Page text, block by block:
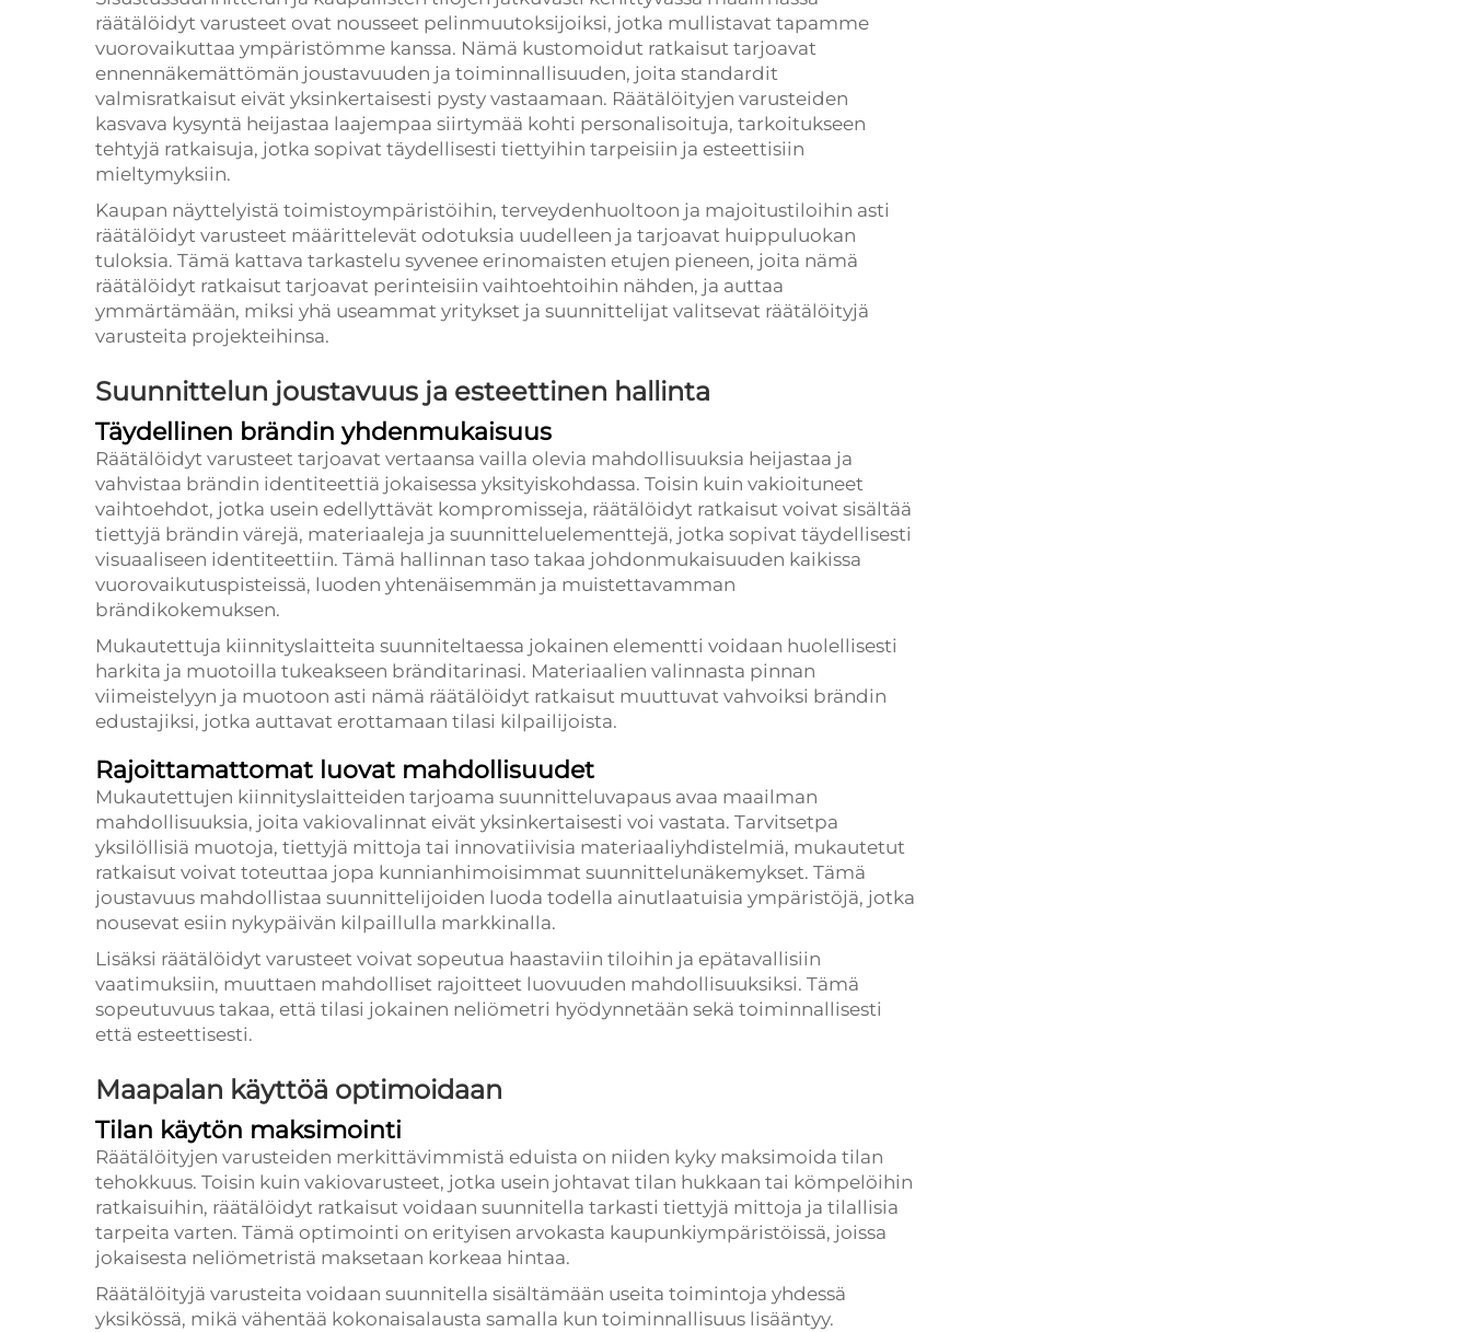
räätälöidyt varusteet ovat nousseet pelinmuutoksijoiksi, jotka mullistavat tapamme
vuorovaikuttaa ympäristömme kanssa. Nämä kustomoidut ratkaisut tarjoavat
ennennäkemättömän joustavuuden ja toiminnallisuuden, joita standardit
valmisratkaisut eivät yksinkertaisesti pysty vastaamaan. Räätälöityjen varusteiden
kasvava kysyntä heijastaa laajempaa siirtymää kohti personalisoituja, tarkoitukseen
tehtyjä ratkaisuja, jotka sopivat täydellisesti tiettyihin tarpeisiin ja esteettisiin
mieltymyksiin.
Kaupan näyttelyistä toimistoympäristöihin, terveydenhuoltoon ja majoitustiloihin asti
räätälöidyt varusteet määrittelevät odotuksia uudelleen ja tarjoavat huippuluokan
tuloksia. Tämä kattava tarkastelu syvenee erinomaisten etujen pieneen, joita nämä
räätälöidyt ratkaisut tarjoavat perinteisiin vaihtoehtoihin nähden, ja auttaa
ymmärtämään, miksi yhä useammat yritykset ja suunnittelijat valitsevat räätälöityjä
varusteita projekteihinsa.
Suunnittelun joustavuus ja esteettinen hallinta
Täydellinen brändin yhdenmukaisuus
Räätälöidyt varusteet tarjoavat vertaansa vailla olevia mahdollisuuksia heijastaa ja
vahvistaa brändin identiteettiä jokaisessa yksityiskohdassa. Toisin kuin vakioituneet
vaihtoehdot, jotka usein edellyttävät kompromisseja, räätälöidyt ratkaisut voivat sisältää
tiettyjä brändin värejä, materiaaleja ja suunnitteluelementtejä, jotka sopivat täydellisesti
visuaaliseen identiteettiin. Tämä hallinnan taso takaa johdonmukaisuuden kaikissa
vuorovaikutuspisteissä, luoden yhtenäisemmän ja muistettavamman
brändikokemuksen.
Mukautettuja kiinnityslaitteita suunniteltaessa jokainen elementti voidaan huolellisesti
harkita ja muotoilla tukeakseen bränditarinasi. Materiaalien valinnasta pinnan
viimeistelyyn ja muotoon asti nämä räätälöidyt ratkaisut muuttuvat vahvoiksi brändin
edustajiksi, jotka auttavat erottamaan tilasi kilpailijoista.
Rajoittamattomat luovat mahdollisuudet
Mukautettujen kiinnityslaitteiden tarjoama suunnitteluvapaus avaa maailman
mahdollisuuksia, joita vakiovalinnat eivät yksinkertaisesti voi vastata. Tarvitsetpa
yksilöllisiä muotoja, tiettyjä mittoja tai innovatiivisia materiaaliyhdistelmiä, mukautetut
ratkaisut voivat toteuttaa jopa kunnianhimoisimmat suunnittelunäkemykset. Tämä
joustavuus mahdollistaa suunnittelijoiden luoda todella ainutlaatuisia ympäristöjä, jotka
nousevat esiin nykypäivän kilpaillulla markkinalla.
Lisäksi räätälöidyt varusteet voivat sopeutua haastaviin tiloihin ja epätavallisiin
vaatimuksiin, muuttaen mahdolliset rajoitteet luovuuden mahdollisuuksiksi. Tämä
sopeutuvuus takaa, että tilasi jokainen neliömetri hyödynnetään sekä toiminnallisesti
että esteettisesti.
Maapalan käyttöä optimoidaan
Tilan käytön maksimointi
Räätälöityjen varusteiden merkittävimmistä eduista on niiden kyky maksimoida tilan
tehokkuus. Toisin kuin vakiovarusteet, jotka usein johtavat tilan hukkaan tai kömpelöihin
ratkaisuihin, räätälöidyt ratkaisut voidaan suunnitella tarkasti tiettyjä mittoja ja tilallisia
tarpeita varten. Tämä optimointi on erityisen arvokasta kaupunkiympäristöissä, joissa
jokaisesta neliömetristä maksetaan korkeaa hintaa.
Räätälöityjä varusteita voidaan suunnitella sisältämään useita toimintoja yhdessä
yksikössä, mikä vähentää kokonaisalausta samalla kun toiminnallisuus lisääntyy.